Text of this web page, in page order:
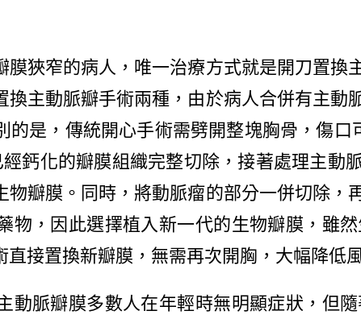
窄的病人，唯一治療方式就是開刀置換
主動脈瓣手術兩種，由於病人合併有主動
的是，傳統開心手術需劈開整塊胸骨，傷
鈣化的瓣膜組織完整切除，接著處理主動
瓣膜。同時，將動脈瘤的部分一併切除，
物，因此選擇植入新一代的生物瓣膜，雖
接置換新瓣膜，無需再次開胸，大幅降低
脈瓣膜多數人在年輕時無明顯症狀，但隨